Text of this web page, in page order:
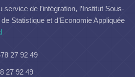
service de l’intégration, l’Institut Sous-
Statistique et d’Economie Appliquée
27 92 49
27 92 49